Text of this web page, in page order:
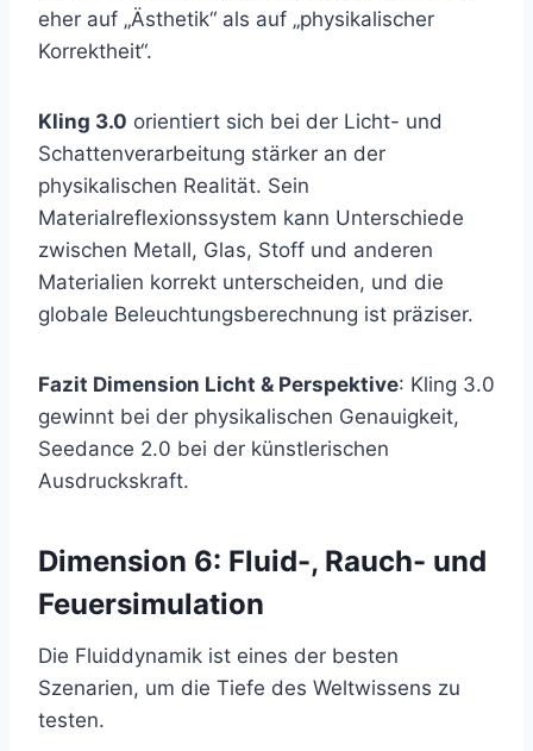
eher auf „Ästhetik“ als auf „physikalischer
Korrektheit“.
Kling 3.0 orientiert sich bei der Licht- und
Schattenverarbeitung stärker an der
physikalischen Realität. Sein
Materialreflexionssystem kann Unterschiede
zwischen Metall, Glas, Stoff und anderen
Materialien korrekt unterscheiden, und die
globale Beleuchtungsberechnung ist präziser.
Fazit Dimension Licht & Perspektive: Kling 3.0
gewinnt bei der physikalischen Genauigkeit,
Seedance 2.0 bei der künstlerischen
Ausdruckskraft.
Dimension 6: Fluid-, Rauch- und
Feuersimulation
Die Fluiddynamik ist eines der besten
Szenarien, um die Tiefe des Weltwissens zu
testen.